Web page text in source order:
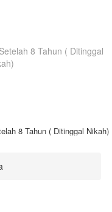
8 Tahun ( Ditinggal Nikah)